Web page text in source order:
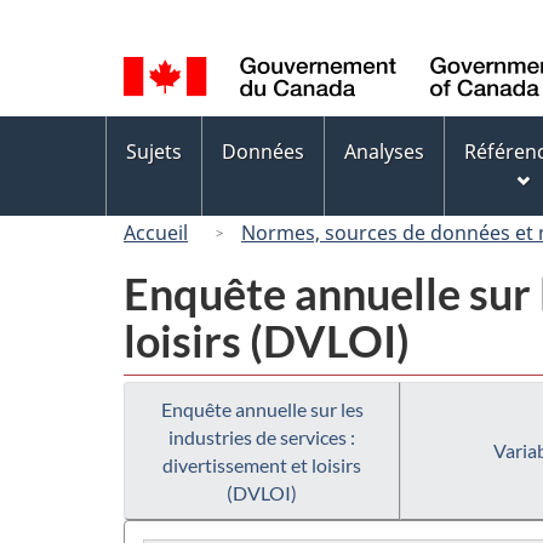
de
la
langue
des
Sujets Données Analyses
Accueil Normes, sources de données et
Enquête annuelle
loisirs (DVLOI)
Enquête annuelle sur les
industries de services :
divertissement et loisirs
(DVLOI)